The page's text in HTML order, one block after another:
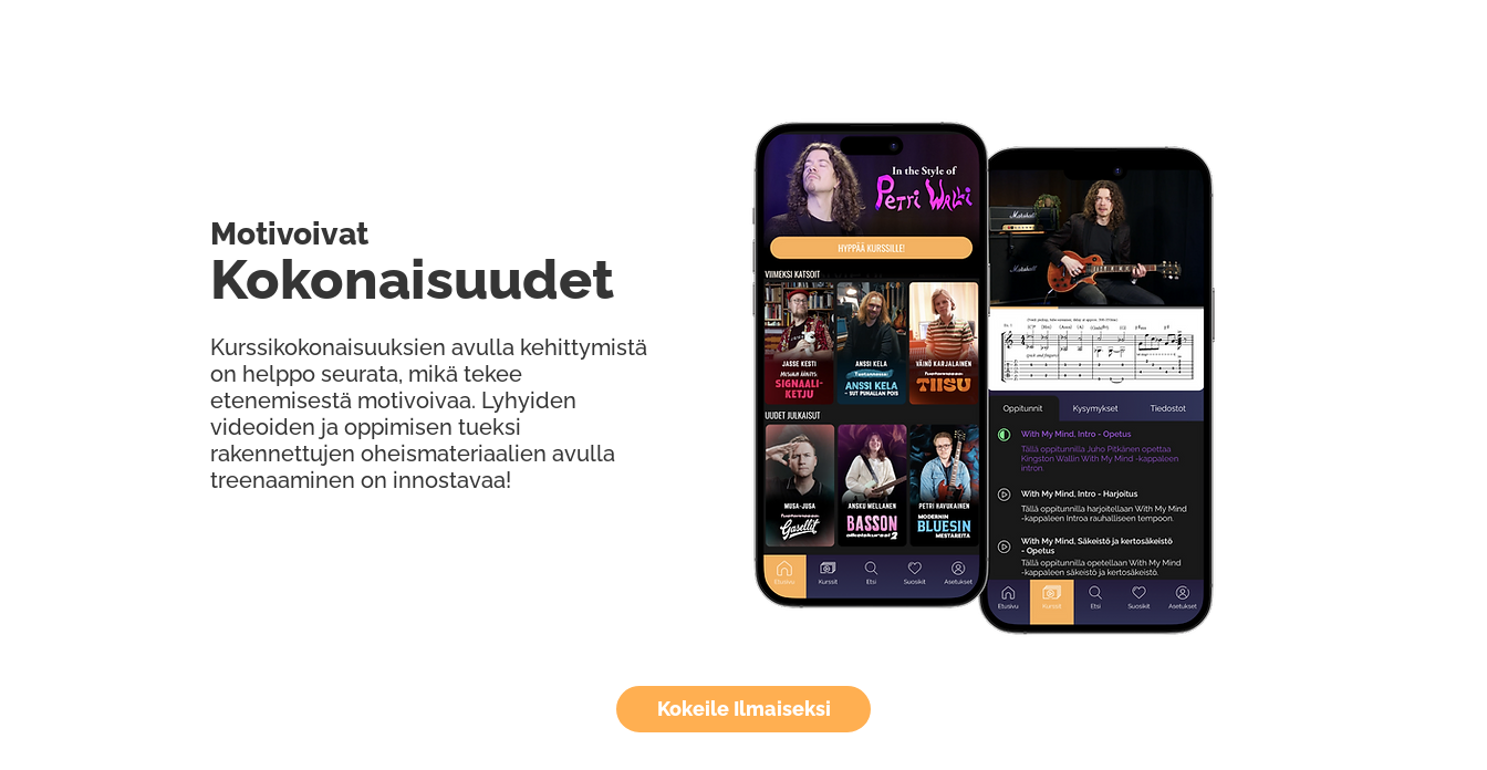
Kokeile Ilmaiseksi
Kurssikokonaisuuksien avulla kehittymistä
on helppo seurata, mikä tekee
etenemisestä motivoivaa. Lyhyiden
videoiden ja oppimisen tueksi
rakennettujen oheismateriaalien avulla
treenaaminen on innostavaa!
Kokonaisuudet
Motivoivat